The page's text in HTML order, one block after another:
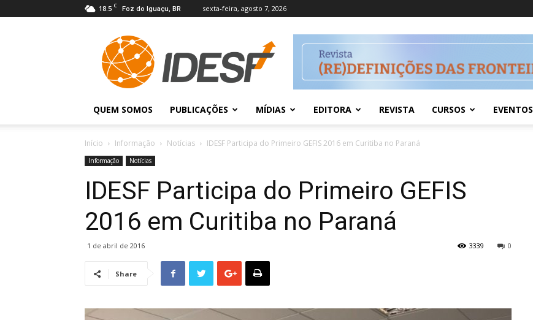
18.5 C Foz do Iguaçu, BR sexta-feira, agosto 7, 2026
IDESF
QUEM SOMOS PUBLICAÇÕES MÍDIAS EDITORA REVISTA CURSOS EVENTOS
Início Informação Notícias IDESF Participa do Primeiro GEFIS 2016 em Curitiba no Paraná
Informação Notícias
IDESF Participa do Primeiro GEFIS
2016 em Curitiba no Paraná
1 de abril de 2016 0
3339
Share